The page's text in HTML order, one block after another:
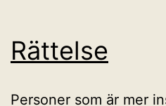
Rättelse
Personer som är mer